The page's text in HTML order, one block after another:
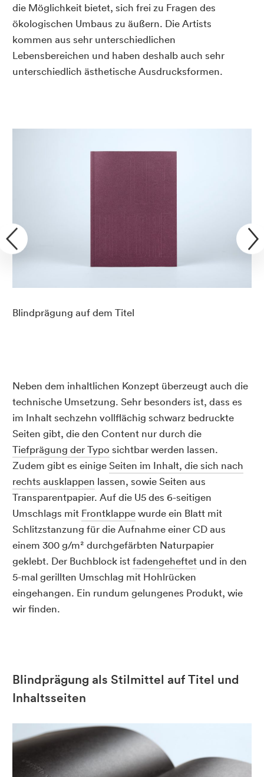
die Möglichkeit bietet, sich frei zu Fragen des
ökologischen Umbaus zu äußern. Die Artists
kommen aus sehr unterschiedlichen
Lebensbereichen und haben deshalb auch sehr
unterschiedlich ästhetische Ausdrucksformen.
Blindprägung auf dem Titel
Neben dem inhaltlichen Konzept überzeugt auch die
technische Umsetzung. Sehr besonders ist, dass es
im Inhalt sechzehn vollflächig schwarz bedruckte
Seiten gibt, die den Content nur durch die
Tiefprägung der Typo sichtbar werden lassen.
Zudem gibt es einigeSeiten im Inhalt, die sich nach
rechts ausklappen lassen, sowie Seiten aus
Transparentpapier. Auf die U5 des 6-seitigen
Umschlags mit Frontklappewurde ein Blatt mit
Schlitzstanzung für die Aufnahme einer CD aus
einem 300 g/m² durchgefärbten Naturpapier
geklebt. Der Buchblock istfadengeheftet und in den
5-mal gerillten Umschlag mit Hohlrücken
eingehangen. Ein rundum gelungenes Produkt, wie
wir finden.
Blindprägung als Stilmittel auf Titel und
Inhaltsseiten